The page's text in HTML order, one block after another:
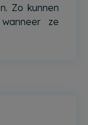
Zo kunnen
ze